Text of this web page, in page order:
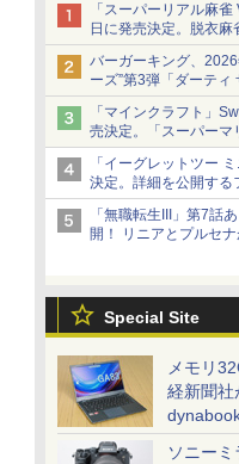
「スーパーリアル麻
日に発売決定。脱衣
発売から2週間は20%
バーガーキング、
ーズ”第3弾「ダーティ
8月7日発売
「特製ガーリックマ
型チーズバーガー
「マインクラフト」
売決定。「スーパーマ
Switch版からのアップ
「イーグレットツー
決定。詳細を公開する
20時から配信
シリーズ累計100タイ
「無職転生III」第7話
開！ リニアとプルセ
Special Site
メモリ
経新聞社
ソニー